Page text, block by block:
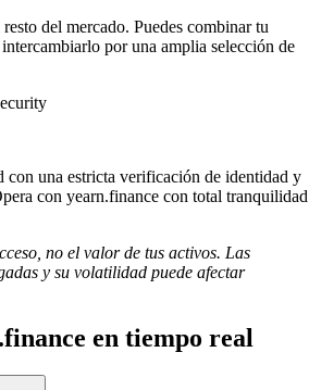
del mercado. Puedes combinar tu
por una amplia selección de
con una estricta verificación de identidad y
con yearn.finance con total tranquilidad
no el valor de tus activos. Las
y su volatilidad puede afectar
en tiempo real